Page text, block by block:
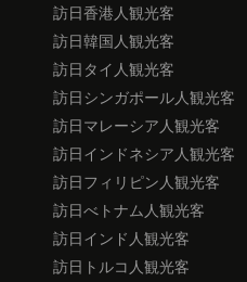
訪日香港人観光客
訪日韓国人観光客
訪日タイ人観光客
訪日シンガポール人観光客
訪日マレーシア人観光客
訪日インドネシア人観光客
訪日フィリピン人観光客
訪日べトナム人観光客
訪日インド人観光客
訪日トルコ人観光客